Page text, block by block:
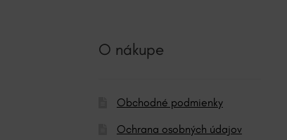
e
O nákupe
Obchodné podmienky
Ochrana osobných údajov